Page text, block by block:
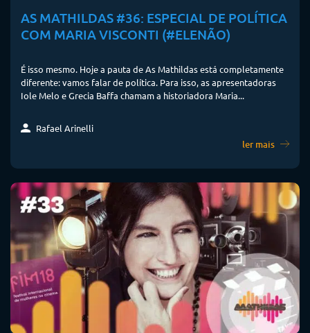
AS MATHILDAS #36: ESPECIAL DE POLÍTICA
COM MARIA VISCONTI (#ELENÃO)
É isso mesmo. Hoje a pauta de As Mathildas está completamente
diferente: vamos falar de política. Para isso, as apresentadoras
Iole Melo e Grecia Baffa chamam a historiadora Maria...
Rafael Arinelli
ler mais